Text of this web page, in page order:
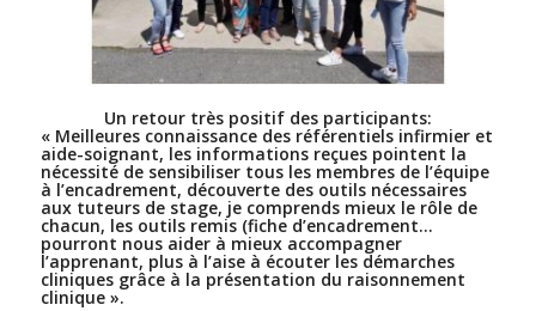
Un retour très positif des participants:
« Meilleures connaissance des référentiels infirmier et
aide-soignant, les informations reçues pointent la
nécessité de sensibiliser tous les membres de l’équipe
à l’encadrement, découverte des outils nécessaires
aux tuteurs de stage, je comprends mieux le rôle de
chacun, les outils remis (fiche d’encadrement…
pourront nous aider à mieux accompagner
l’apprenant, plus à l’aise à écouter les démarches
cliniques grâce à la présentation du raisonnement
clinique ».